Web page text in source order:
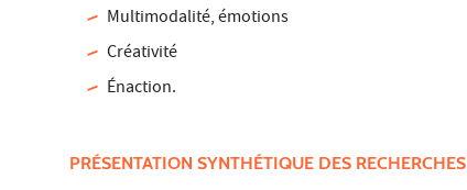
Multimodalité, émotions
Créativité
Énaction.
PRÉSENTATION SYNTHÉTIQUE DES RECHERCHES